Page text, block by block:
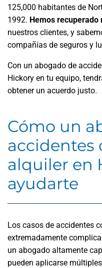
125,000 habitantes de
1992. Hemos recuperado
nuestros clientes, y
compañías de seguros y
Con un abogado de
Hickory en tu equipo,
obtener un acuerdo justo.
Cómo un
accidentes
alquiler en
ayudarte
Los casos de accidentes
extremadamente
un abogado altamente
pueden aplicarse